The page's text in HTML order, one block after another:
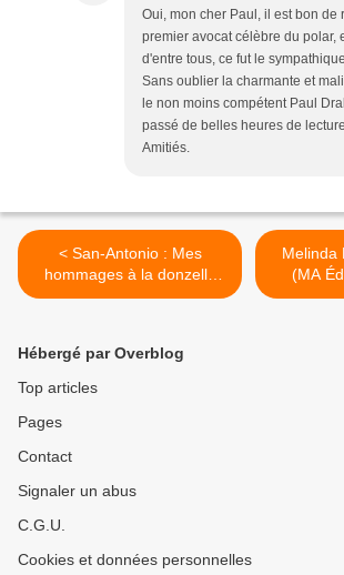
Oui, mon cher Paul, il est bon de
premier avocat célèbre du polar,
d'entre tous, ce fut le
Sans oublier la charmante et
le non moins compétent Paul
passé de belles heures de
Amitiés.
< San-Antonio : Mes
hommages à la donzelle
(Pocket, 2013)
Melinda
Hébergé par Overblog
Top articles
Pages
Contact
Signaler un abus
C.G.U.
Cookies et données personnelles